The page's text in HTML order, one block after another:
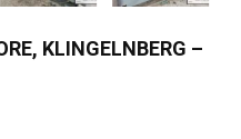
KLINGELNBERG –